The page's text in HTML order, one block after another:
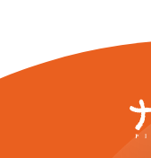
下熊野
神通